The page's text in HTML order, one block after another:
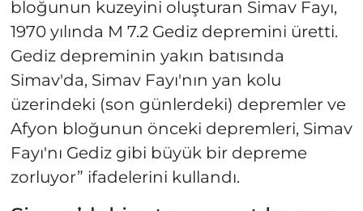
bloğunun kuzeyini oluşturan Simav Fayı,
1970 yılında M 7.2 Gediz depremini üretti.
Gediz depreminin yakın batısında
Simav'da, Simav Fayı'nın yan kolu
üzerindeki (son günlerdeki) depremler ve
Afyon bloğunun önceki depremleri, Simav
Fayı'nı Gediz gibi büyük bir depreme
zorluyor” ifadelerini kullandı.